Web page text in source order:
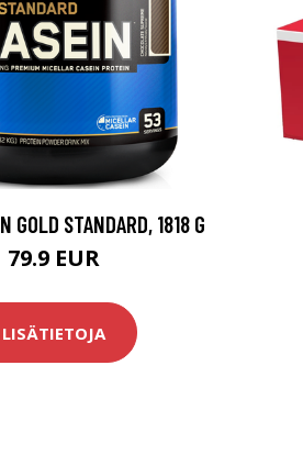
GOLD STANDARD, 1818 G
79.9 EUR
LISÄTIETOJA